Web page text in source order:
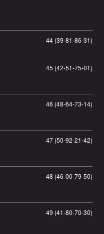
44 (39-81-86-31)
45 (42-51-75-01)
46 (48-64-73-14)
47 (50-92-21-42)
48 (46-00-79-50)
49 (41-80-70-30)